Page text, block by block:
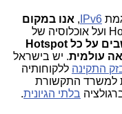
IPv6
, אנו במקום
. בישראל יש כ-800 Hotspots ועל אוכלוסיה של
10,595 תושבים על כל Hotspot
עולמית. יש בישראל
התקינה ללקוחותיה
למשרד התקשורת
בלתי הגיונית.